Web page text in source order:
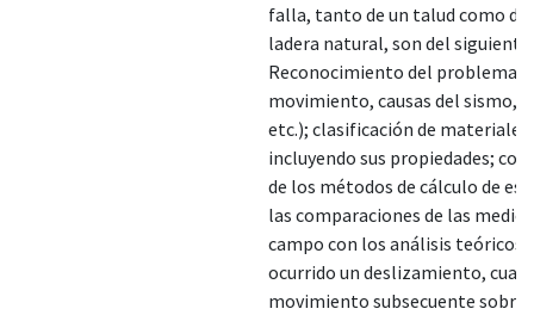
falla, tanto de un talud como de
ladera natural, son del
Reconocimiento del problema
movimiento, causas del sismo,
etc.); clasificación de materiales,
incluyendo sus propiedades;
de los métodos de cálculo de
las comparaciones de las
campo con los análisis teóricos.
ocurrido un deslizamiento,
movimiento subsecuente sobre